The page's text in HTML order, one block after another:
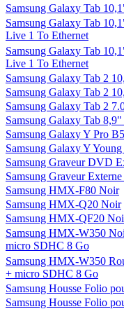
Samsung Galaxy Tab
Samsung Galaxy Tab
Live 1 To Ethernet
Samsung Galaxy Tab
Live 1 To Ethernet
Samsung Galaxy Tab 2
Samsung Galaxy Tab 2
Samsung Galaxy Tab 2
Samsung Galaxy Tab
Samsung Galaxy Y Pro
Samsung Galaxy Y
Samsung Graveur DVD
Samsung Graveur
Samsung HMX-F80 Noir
Samsung HMX-Q20 Noir
Samsung HMX-QF20
Samsung HMX-W350
micro SDHC 8 Go
Samsung HMX-W350
+ micro SDHC 8 Go
Samsung Housse Folio
Samsung Housse Folio